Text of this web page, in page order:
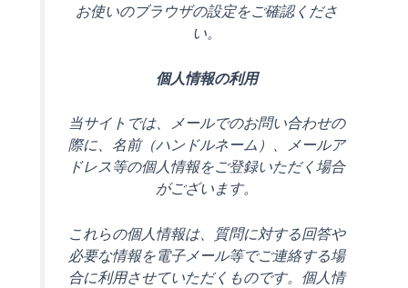
お使いのブラウザの設定をご確認くださ
い。
個人情報の利用
当サイトでは、メールでのお問い合わせの
際に、名前（ハンドルネーム）、メールア
ドレス等の個人情報をご登録いただく場合
がございます。
これらの個人情報は、質問に対する回答や
必要な情報を電子メール等でご連絡する場
合に利用させていただくものです。個人情